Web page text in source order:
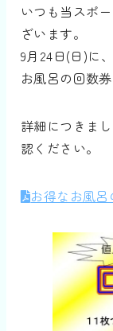
いつも当スポ
ざいます。
9月24日(日)に
お風呂の回数
詳細につきま
認ください。
お得なお風